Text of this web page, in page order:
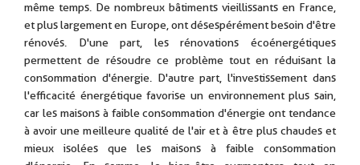
même temps. De nombreux bâtiments vieillissants en France,
et plus largement en Europe, ont désespérément besoin d'être
rénovés. D'une part, les rénovations écoénergétiques
permettent de résoudre ce problème tout en réduisant la
consommation d'énergie. D'autre part, l'investissement dans
l'efficacité énergétique favorise un environnement plus sain,
car les maisons à faible consommation d'énergie ont tendance
à avoir une meilleure qualité de l'air et à être plus chaudes et
mieux isolées que les maisons à faible consommation